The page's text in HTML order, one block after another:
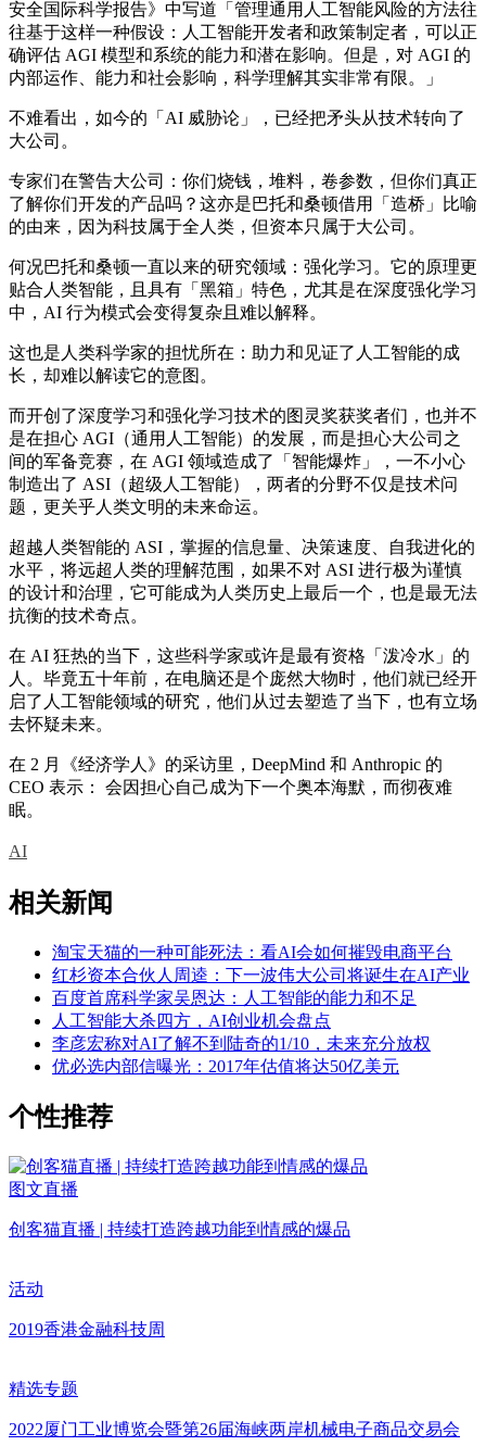
安全国际科学报告》中写道「管理通用人工智能风险的方法往
往基于这样一种假设：人工智能开发者和政策制定者，可以正
确评估 AGI 模型和系统的能力和潜在影响。但是，对 AGI 的
内部运作、能力和社会影响，科学理解其实非常有限。」
不难看出，如今的「AI 威胁论」，已经把矛头从技术转向了
大公司。
专家们在警告大公司：你们烧钱，堆料，卷参数，但你们真正
了解你们开发的产品吗？这亦是巴托和桑顿借用「造桥」比喻
的由来，因为科技属于全人类，但资本只属于大公司。
何况巴托和桑顿一直以来的研究领域：强化学习。它的原理更
贴合人类智能，且具有「黑箱」特色，尤其是在深度强化学习
中，AI 行为模式会变得复杂且难以解释。
这也是人类科学家的担忧所在：助力和见证了人工智能的成
长，却难以解读它的意图。
而开创了深度学习和强化学习技术的图灵奖获奖者们，也并不
是在担心 AGI（通用人工智能）的发展，而是担心大公司之
间的军备竞赛，在 AGI 领域造成了「智能爆炸」，一不小心
制造出了 ASI（超级人工智能），两者的分野不仅是技术问
题，更关乎人类文明的未来命运。
超越人类智能的 ASI，掌握的信息量、决策速度、自我进化的
水平，将远超人类的理解范围，如果不对 ASI 进行极为谨慎
的设计和治理，它可能成为人类历史上最后一个，也是最无法
抗衡的技术奇点。
在 AI 狂热的当下，这些科学家或许是最有资格「泼冷水」的
人。毕竟五十年前，在电脑还是个庞然大物时，他们就已经开
启了人工智能领域的研究，他们从过去塑造了当下，也有立场
去怀疑未来。
在 2 月《经济学人》的采访里，DeepMind 和 Anthropic 的
CEO 表示： 会因担心自己成为下一个奥本海默，而彻夜难
眠。
AI
相关新闻
淘宝天猫的一种可能死法：看AI会如何摧毁电商平台
红杉资本合伙人周逵：下一波伟大公司将诞生在AI产业
百度首席科学家吴恩达：人工智能的能力和不足
人工智能大杀四方，AI创业机会盘点
李彦宏称对AI了解不到陆奇的1/10，未来充分放权
优必选内部信曝光：2017年估值将达50亿美元
个性推荐
图文直播
创客猫直播 | 持续打造跨越功能到情感的爆品
活动
2019香港金融科技周
精选专题
2022厦门工业博览会暨第26届海峡两岸机械电子商品交易会